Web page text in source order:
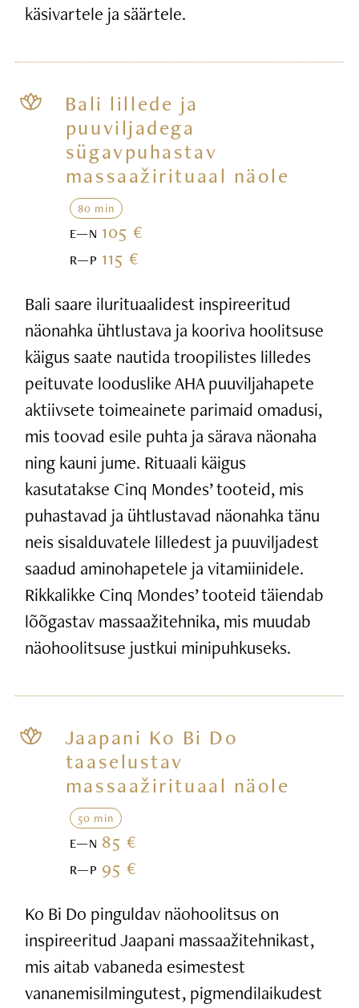
käsivartele ja säärtele.
Bali lillede ja
puuviljadega
sügavpuhastav
massaažirituaal näole
80 min
E—N105 €
R—P115 €
Bali saare ilurituaalidest inspireeritud
näonahka ühtlustava ja kooriva hoolitsuse
käigus saate nautida troopilistes lilledes
peituvate looduslike AHA puuviljahapete
aktiivsete toimeainete parimaid omadusi,
mis toovad esile puhta ja särava näonaha
ning kauni jume. Rituaali käigus
kasutatakse Cinq Mondes’ tooteid, mis
puhastavad ja ühtlustavad näonahka tänu
neis sisalduvatele lilledest ja puuviljadest
saadud aminohapetele ja vitamiinidele.
Rikkalikke Cinq Mondes’ tooteid täiendab
lõõgastav massaažitehnika, mis muudab
näohoolitsuse justkui minipuhkuseks.
Jaapani Ko Bi Do
taaselustav
massaažirituaal näole
50 min
E—N 85 €
R—P 95 €
Ko Bi Do pinguldav näohoolitsus on
inspireeritud Jaapani massaažitehnikast,
mis aitab vabaneda esimestest
vananemisilmingutest, pigmendilaikudest